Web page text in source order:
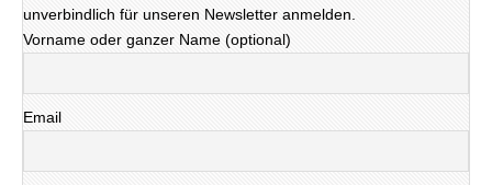
unverbindlich für unseren Newsletter anmelden.
Vorname oder ganzer Name (optional)
Email